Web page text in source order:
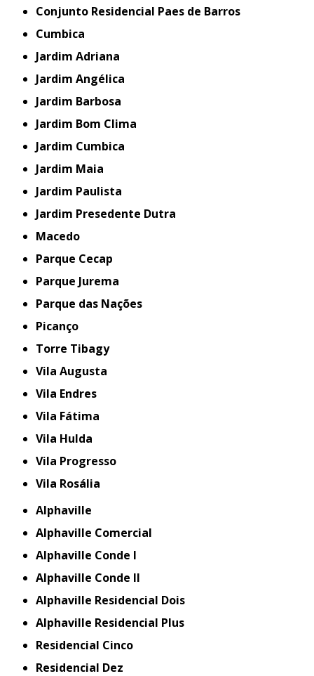
Conjunto Residencial Paes de Barros
Cumbica
Jardim Adriana
Jardim Angélica
Jardim Barbosa
Jardim Bom Clima
Jardim Cumbica
Jardim Maia
Jardim Paulista
Jardim Presedente Dutra
Macedo
Parque Cecap
Parque Jurema
Parque das Nações
Picanço
Torre Tibagy
Vila Augusta
Vila Endres
Vila Fátima
Vila Hulda
Vila Progresso
Vila Rosália
Alphaville
Alphaville Comercial
Alphaville Conde I
Alphaville Conde II
Alphaville Residencial Dois
Alphaville Residencial Plus
Residencial Cinco
Residencial Dez